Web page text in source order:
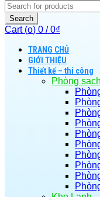
Search
Cart (o) 0 / 0₫
TRANG CHỦ
GIỚI THIỆU
Thiết kế – thi công
Phòng sạch